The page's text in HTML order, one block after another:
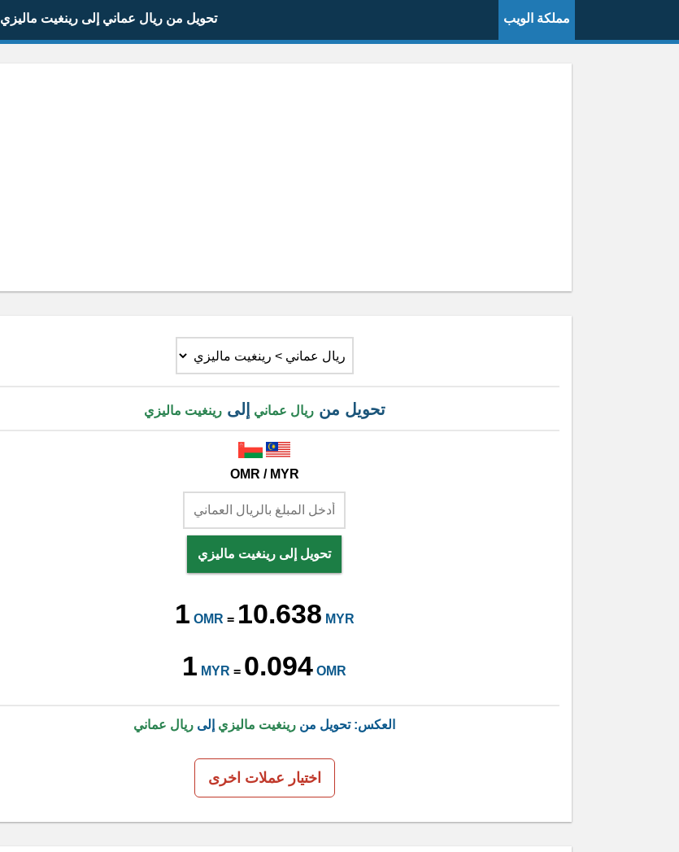
مملكة الويب تحويل من ريال عماني إلى رينغيت ماليزي
تحويل منريال عماني إلىرينغيت ماليزي
OMR / MYR
تحويل إلى رينغيت ماليزي
1 OMR = 10.638 MYR
1 MYR = 0.094 OMR
العكس: تحويل من رينغيت ماليزي إلى ريال عماني
اختيار عملات اخرى